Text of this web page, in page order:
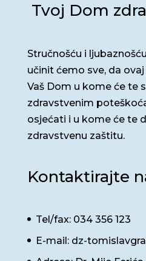
Tvoj Dom
Stručnošću i
učinit ćemo sve, da
Vaš Dom u kome će te
zdravstvenim
osjećati i u kome će te
zdravstvenu zaštitu.
Kontaktirajte
Tel/fax: 034 356 123
E-mail: dz-